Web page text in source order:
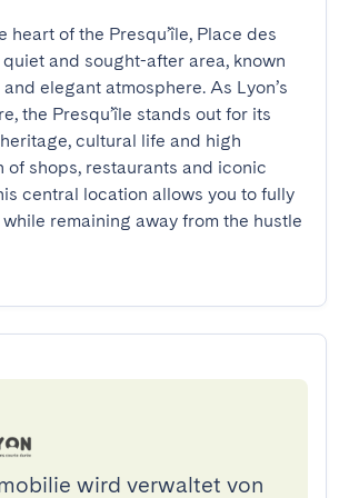
heart of the Presqu’île, Place des
and sought-after area, known
elegant atmosphere. As Lyon’s
the Presqu’île stands out for its
cultural life and high
of shops, restaurants and iconic
central location allows you to fully
remaining away from the hustle
wird verwaltet von